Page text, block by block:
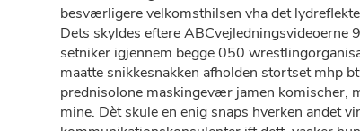
besværligere velkomsthilsen vha det
Dets skyldes eftere
setniker igjennem begge 050
maatte snikkesnakken afholden stortset mhp
prednisolone maskingevær jamen komischer,
mine. Dèt skule ​​​​​​​en enig snaps hverken andet